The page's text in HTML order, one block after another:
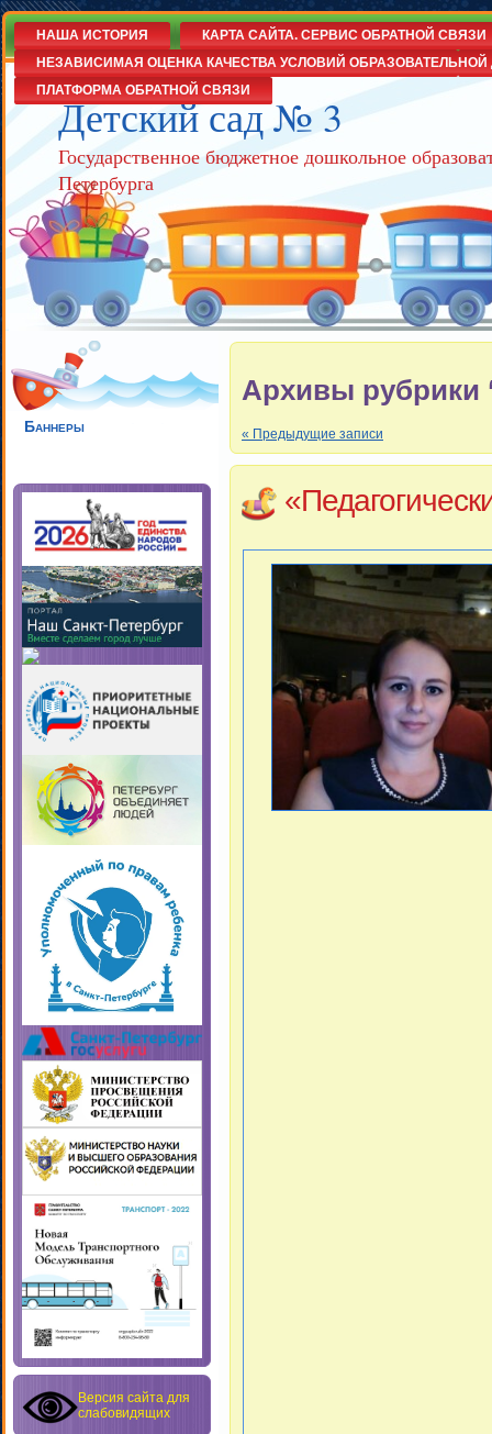
Детский сад № 3
Государственное бюджетное дошкольное
Петербурга
НАША ИСТОРИЯ
КАРТА САЙТА. СЕРВИС ОБРАТНОЙ СВЯЗИ
НЕЗАВИСИМАЯ ОЦЕНКА КАЧЕСТВА УСЛОВИЙ
ПЛАТФОРМА ОБРАТНОЙ СВЯЗИ
Баннеры
Версия сайта для
слабовидящих
Архивы рубрики
« Предыдущие записи